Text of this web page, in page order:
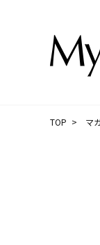
TOP マ